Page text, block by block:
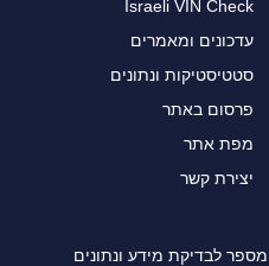
Israeli VIN Check
עדכונים ומאמרים
סטטיסטיקות ונתונים
פרסום באתר
מפת אתר
יצירת קשר
לבדיקת מידע ונתונים